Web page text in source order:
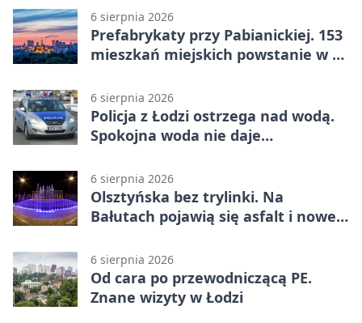
6 sierpnia 2026
Prefabrykaty przy Pabianickiej. 153
mieszkań miejskich powstanie w 15
6 sierpnia 2026
Policja z Łodzi ostrzega nad wodą.
Spokojna woda nie daje
6 sierpnia 2026
Olsztyńska bez trylinki. Na
Bałutach pojawią się asfalt i nowe
6 sierpnia 2026
Od cara po przewodniczącą PE.
Znane wizyty w Łodzi